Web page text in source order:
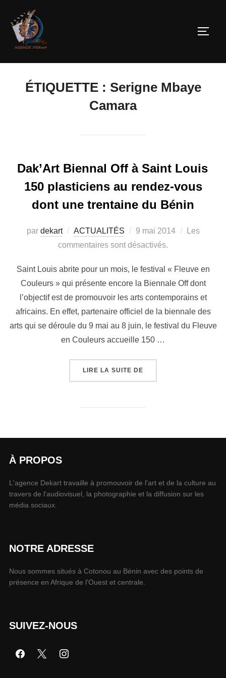
ÉTIQUETTE : Serigne Mbaye
Camara
Dak’Art Biennal Off à Saint Louis
150 plasticiens au rendez-vous
dont une trentaine du Bénin
par dekart ACTUALITÉS 9 mai 2014
Les
commentaires sont désactivés.
Saint Louis abrite pour un mois, le festival « Fleuve en
Couleurs » qui présente encore la Biennale Off dont
l’objectif est de promouvoir les arts contemporains et
africains. En effet, partenaire officiel de la biennale des
arts qui se déroule du 9 mai au 8 juin, le festival du Fleuve
en Couleurs accueille 150 …
LIRE LA SUITE DE
À PROPOS
L'agence Dekart travaille à promouvoir de l'art et de la culture au
travers de l'audiovisuel, la photographie et la diffusion sur les
média sociaux.
NOTRE ADRESSE
Nous sommes situés à Cotonou au Bénin avec des points de
présence en Afrique de l'Ouest et centrale.
SUIVEZ-NOUS